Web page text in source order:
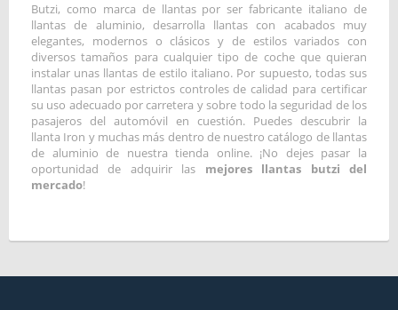
Butzi, como marca de llantas por ser fabricante italiano de
llantas de aluminio, desarrolla llantas con acabados muy
elegantes, modernos o clásicos y de estilos variados con
diversos tamaños para cualquier tipo de coche que quieran
instalar unas llantas de estilo italiano. Por supuesto, todas sus
llantas pasan por estrictos controles de calidad para certificar
su uso adecuado por carretera y sobre todo la seguridad de los
pasajeros del automóvil en cuestión. Puedes descubrir la
llanta Iron y muchas más dentro de nuestro catálogo de llantas
de aluminio de nuestra tienda online. ¡No dejes pasar la
oportunidad de adquirir las mejores
llantas butzi del
mercado!